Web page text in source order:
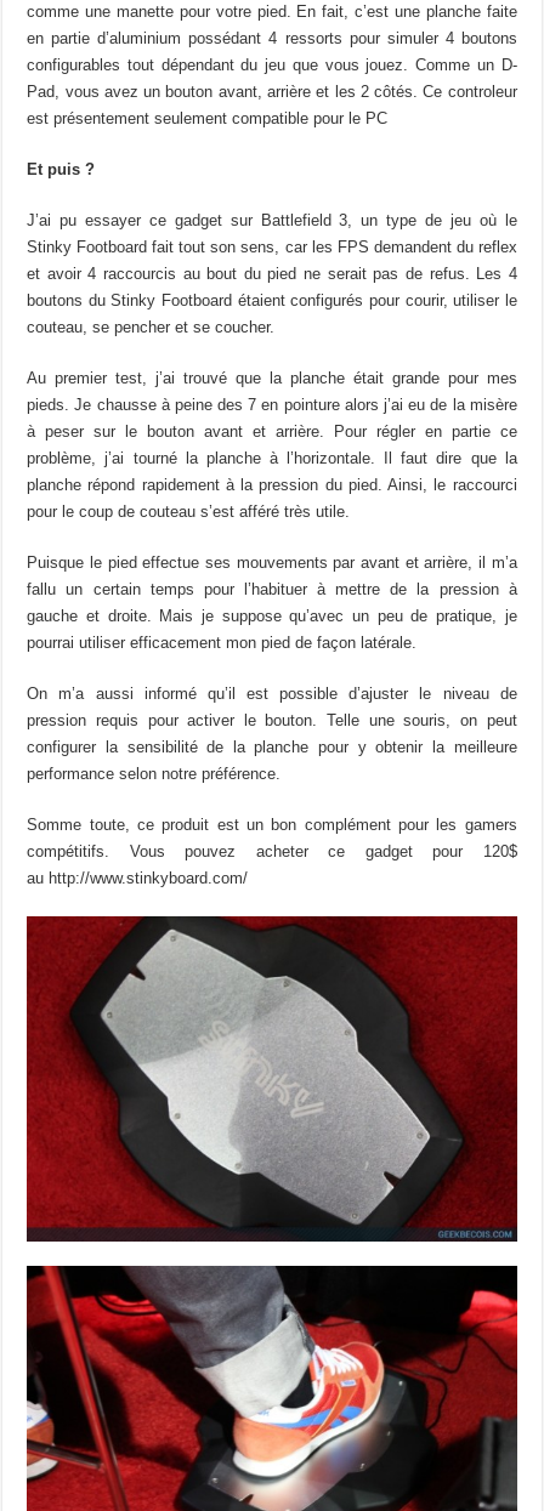
comme une manette pour votre pied. En fait, c’est une planche faite
en partie d’aluminium possédant 4 ressorts pour simuler 4 boutons
configurables tout dépendant du jeu que vous jouez. Comme un D-
Pad, vous avez un bouton avant, arrière et les 2 côtés. Ce controleur
est présentement seulement compatible pour le PC
Et puis ?
J’ai pu essayer ce gadget sur Battlefield 3, un type de jeu où le
Stinky Footboard fait tout son sens, car les FPS demandent du reflex
et avoir 4 raccourcis au bout du pied ne serait pas de refus. Les 4
boutons du Stinky Footboard étaient configurés pour courir, utiliser le
couteau, se pencher et se coucher.
Au premier test, j’ai trouvé que la planche était grande pour mes
pieds. Je chausse à peine des 7 en pointure alors j’ai eu de la misère
à peser sur le bouton avant et arrière. Pour régler en partie ce
problème, j’ai tourné la planche à l’horizontale. Il faut dire que la
planche répond rapidement à la pression du pied. Ainsi, le raccourci
pour le coup de couteau s’est afféré très utile.
Puisque le pied effectue ses mouvements par avant et arrière, il m’a
fallu un certain temps pour l’habituer à mettre de la pression à
gauche et droite. Mais je suppose qu’avec un peu de pratique, je
pourrai utiliser efficacement mon pied de façon latérale.
On m’a aussi informé qu’il est possible d’ajuster le niveau de
pression requis pour activer le bouton. Telle une souris, on peut
configurer la sensibilité de la planche pour y obtenir la meilleure
performance selon notre préférence.
Somme toute, ce produit est un bon complément pour les gamers
compétitifs. Vous pouvez acheter ce gadget pour 120$
au http://www.stinkyboard.com/